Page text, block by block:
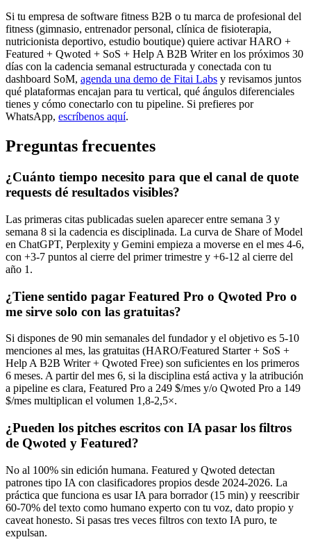
Si tu empresa de software fitness B2B o tu marca de profesional del
fitness (gimnasio, entrenador personal, clínica de fisioterapia,
nutricionista deportivo, estudio boutique) quiere activar HARO +
Featured + Qwoted + SoS + Help A B2B Writer en los próximos 30
días con la cadencia semanal estructurada y conectada con tu
dashboard SoM, agenda una demo de Fitai Labs y revisamos juntos
qué plataformas encajan para tu vertical, qué ángulos diferenciales
tienes y cómo conectarlo con tu pipeline. Si prefieres por
WhatsApp, escríbenos aquí.
Preguntas frecuentes
¿Cuánto tiempo necesito para que el canal de quote
requests dé resultados visibles?
Las primeras citas publicadas suelen aparecer entre semana 3 y
semana 8 si la cadencia es disciplinada. La curva de Share of Model
en ChatGPT, Perplexity y Gemini empieza a moverse en el mes 4-6,
con +3-7 puntos al cierre del primer trimestre y +6-12 al cierre del
año 1.
¿Tiene sentido pagar Featured Pro o Qwoted Pro o
me sirve solo con las gratuitas?
Si dispones de 90 min semanales del fundador y el objetivo es 5-10
menciones al mes, las gratuitas (HARO/Featured Starter + SoS +
Help A B2B Writer + Qwoted Free) son suficientes en los primeros
6 meses. A partir del mes 6, si la disciplina está activa y la atribución
a pipeline es clara, Featured Pro a 249 $/mes y/o Qwoted Pro a 149
$/mes multiplican el volumen 1,8-2,5×.
¿Pueden los pitches escritos con IA pasar los filtros
de Qwoted y Featured?
No al 100% sin edición humana. Featured y Qwoted detectan
patrones tipo IA con clasificadores propios desde 2024-2026. La
práctica que funciona es usar IA para borrador (15 min) y reescribir
60-70% del texto como humano experto con tu voz, dato propio y
caveat honesto. Si pasas tres veces filtros con texto IA puro, te
expulsan.